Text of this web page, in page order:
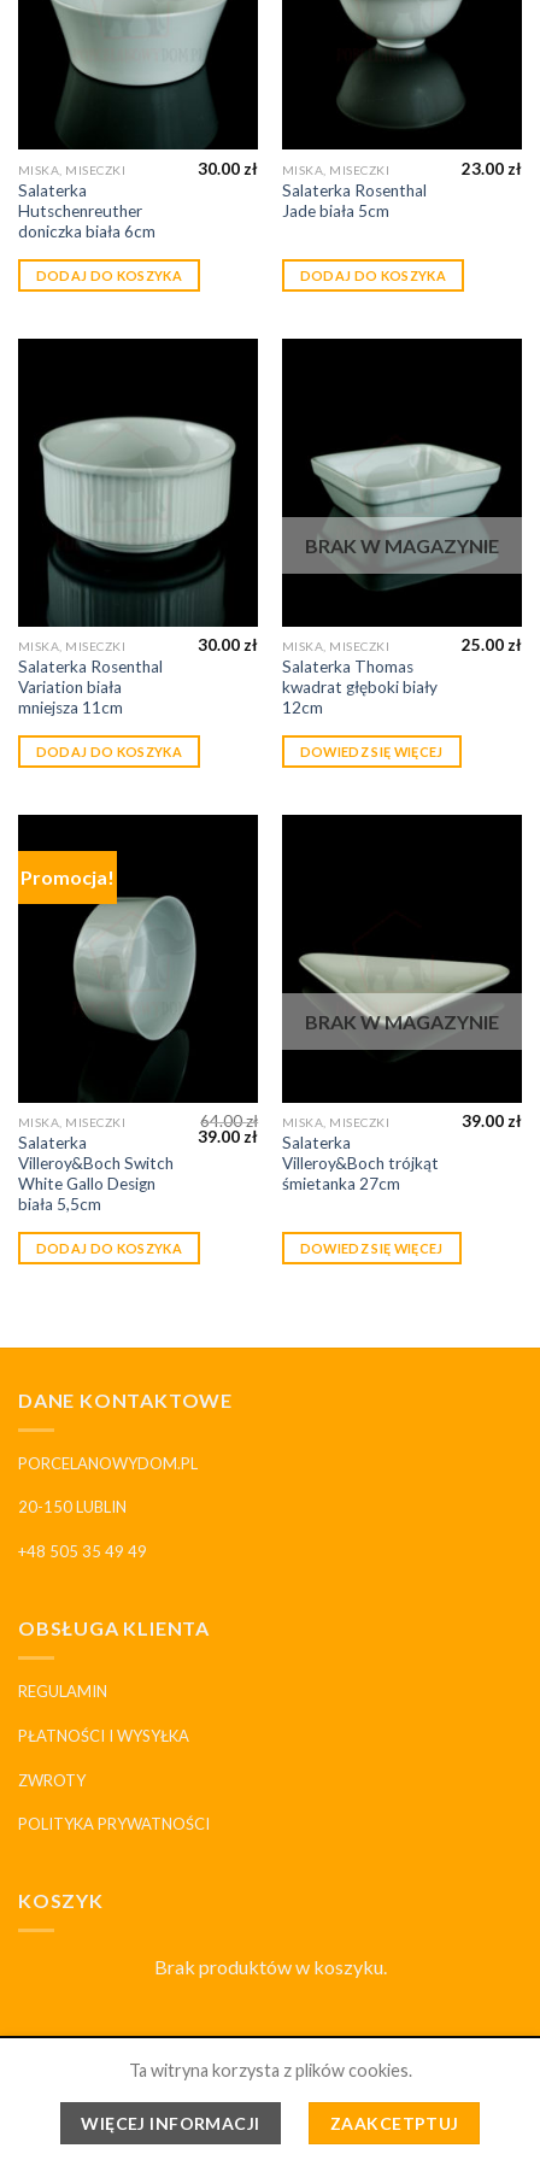
MISKA, MISECZKI
Salaterka
Hutschenreuther
doniczka biała 6cm
30.00 zł
DODAJ DO KOSZYKA
MISKA, MISECZKI
Salaterka Rosenthal
Jade biała 5cm
23.00 zł
DODAJ DO KOSZYKA
MISKA, MISECZKI
Salaterka Rosenthal
Variation biała
mniejsza 11cm
30.00 zł
DODAJ DO KOSZYKA
BRAK W MAGAZYNIE
MISKA, MISECZKI
Salaterka Thomas
kwadrat głęboki biały
12cm
25.00 zł
DOWIEDZ SIĘ WIĘCEJ
Promocja!
MISKA, MISECZKI
Salaterka
Villeroy&Boch Switch
White Gallo Design
biała 5,5cm
64.00zł
39.00zł
DODAJ DO KOSZYKA
BRAK W MAGAZYNIE
MISKA, MISECZKI
Salaterka
Villeroy&Boch trójkąt
śmietanka 27cm
39.00zł
DOWIEDZ SIĘ WIĘCEJ
DANE KONTAKTOWE
PORCELANOWYDOM.PL
20-150 LUBLIN
+48 505 35 49 49
OBSŁUGA KLIENTA
REGULAMIN
PŁATNOŚCI I WYSYŁKA
ZWROTY
POLITYKA PRYWATNOŚCI
KOSZYK
Brak produktów w koszyku.
DLACZEGO MY HISTORIA I MARKI KONTAKT
PORCELANOWYDOM.PL 2026 ©WSZELKIE PRAWA
ZABRONIONE
Ta witryna korzysta z plików cookies.
WIĘCEJ INFORMACJI ZAAKCETPTUJ